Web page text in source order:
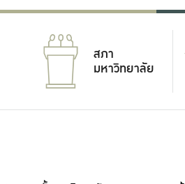
สภา
มหาวิทยาลัย